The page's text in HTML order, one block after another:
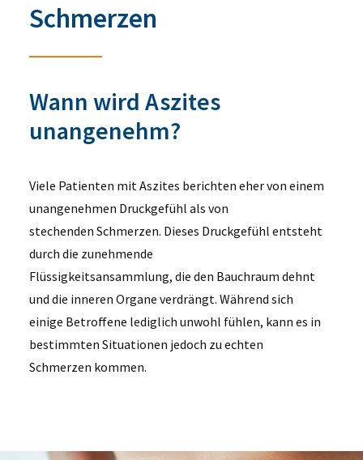
Schmerzen
Wann wird Aszites
unangenehm?
Viele Patienten mit Aszites berichten eher von einem
unangenehmen Druckgefühl als von
stechenden Schmerzen. Dieses Druckgefühl entsteht
durch die zunehmende
Flüssigkeitsansammlung, die den Bauchraum dehnt
und die inneren Organe verdrängt. Während sich
einige Betroffene lediglich unwohl fühlen, kann es in
bestimmten Situationen jedoch zu echten
Schmerzen kommen.